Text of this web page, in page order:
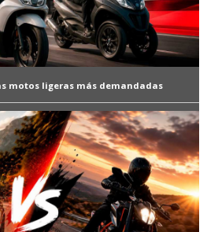
motos ligeras más demandadas